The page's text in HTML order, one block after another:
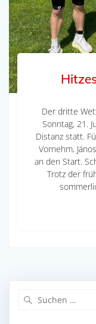
Der dritte
Sonntag, 21.
Distanz statt.
Vornehm,
an den Start.
Trotz der